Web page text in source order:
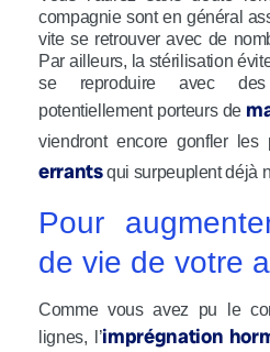
compagnie sont en général
vite se retrouver avec de
Par ailleurs, la stérilisation
se reproduire avec des
potentiellement porteurs de
viendront encore gonfler les
errantsqui surpeuplent déjà
Pour
de vie de votre
Comme vous avez pu le
lignes, l’imprégnation